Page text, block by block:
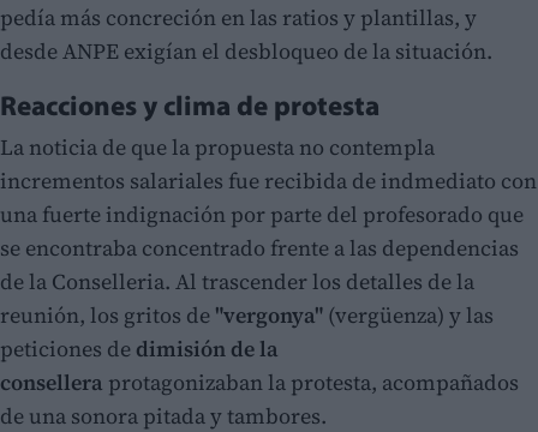
pedía más concreción en las ratios y plantillas, y
desde ANPE exigían el desbloqueo de la situación.
Reacciones y clima de protesta
La noticia de que la propuesta no contempla
incrementos salariales fue recibida de indmediato con
una fuerte indignación por parte del profesorado que
se encontraba concentrado frente a las dependencias
de la Conselleria. Al trascender los detalles de la
reunión, los gritos de "vergonya" (vergüenza) y las
peticiones de dimisión de la
consellera protagonizaban la protesta, acompañados
de una sonora pitada y tambores.